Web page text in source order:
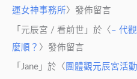
運女神事務所 〉發佈留言
「 元辰宮 / 看前世 」於〈 – 代
麼順？ 〉發佈留言
「 Jane 」於〈 團體觀元辰宮活